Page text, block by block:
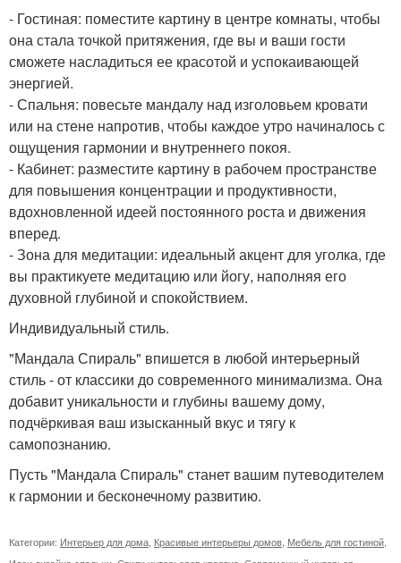
- Гостиная: поместите картину в центре комнаты, чтобы
она стала точкой притяжения, где вы и ваши гости
сможете насладиться ее красотой и успокаивающей
энергией.
- Спальня: повесьте мандалу над изголовьем кровати
или на стене напротив, чтобы каждое утро начиналось с
ощущения гармонии и внутреннего покоя.
- Кабинет: разместите картину в рабочем пространстве
для повышения концентрации и продуктивности,
вдохновленной идеей постоянного роста и движения
вперед.
- Зона для медитации: идеальный акцент для уголка, где
вы практикуете медитацию или йогу, наполняя его
духовной глубиной и спокойствием.
Индивидуальный стиль.
"Мандала Спираль" впишется в любой интерьерный
стиль - от классики до современного минимализма. Она
добавит уникальности и глубины вашему дому,
подчёркивая ваш изысканный вкус и тягу к
самопознанию.
Пусть "Мандала Спираль" станет вашим путеводителем
к гармонии и бесконечному развитию.
Категории: Интерьер для дома Красивые интерьеры домов Мебель для гостиной